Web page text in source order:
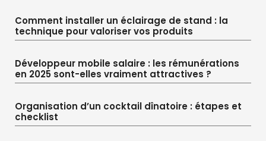
Comment installer un éclairage de stand : la
technique pour valoriser vos produits
Développeur mobile salaire : les rémunérations
en 2025 sont-elles vraiment attractives ?
Organisation d’un cocktail dînatoire : étapes et
checklist